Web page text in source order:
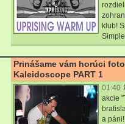
klub!
Prinášame vám horúci
Kaleidoscope PART 1
01:40
akcie
a